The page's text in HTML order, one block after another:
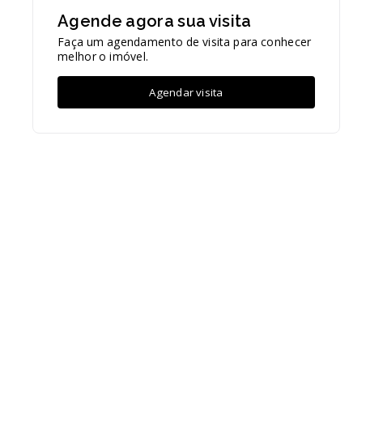
Agende agora sua visita
Faça um agendamento de visita para conhecer
melhor o imóvel.
Agendar visita